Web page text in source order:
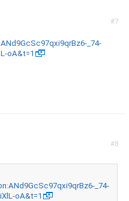
#7
_74-
oA&t=1
#8
_74-
oA&t=1